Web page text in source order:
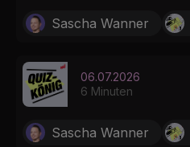
Sascha Wanner
06.07.2026
6 Minuten
Sascha Wanner